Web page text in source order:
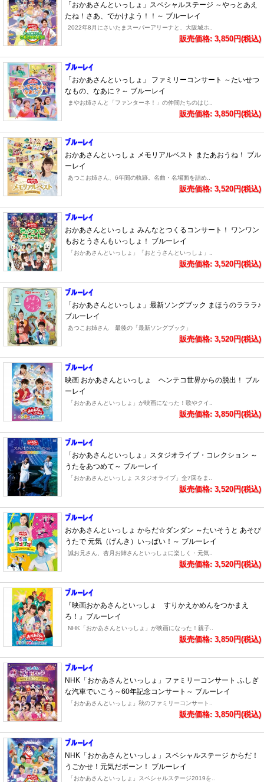
「おかあさんといっしょ」スペシャルステージ ～やっとあえ
たね！さあ、でかけよう！！～ ブルーレイ
2022年8月にさいたまスーパーアリーナと、大阪城ホ..
販売価格: 3,850円(税込)
「おかあさんといっしょ」 ファミリーコンサート ～たいせつ
なもの、なあに？～ ブルーレイ
まやお姉さんと「ファンターネ！」の仲間たちのはじ..
販売価格: 3,850円(税込)
おかあさんといっしょ メモリアルベスト またあおうね！ ブル
ーレイ
あつこお姉さん、6年間の軌跡。名曲・名場面を詰め..
販売価格: 3,520円(税込)
おかあさんといっしょ みんなとつくるコンサート！ ワンワン
もおとうさんもいっしょ！ ブルーレイ
「おかあさんといっしょ」「おとうさんといっしょ」..
販売価格: 3,520円(税込)
「おかあさんといっしょ」最新ソングブック まほうのラララ♪
ブルーレイ
あつこお姉さん 最後の「最新ソングブック」
販売価格: 3,520円(税込)
映画 おかあさんといっしょ ヘンテコ世界からの脱出！ ブル
ーレイ
「おかあさんといっしょ」が映画になった！歌やクイ..
販売価格: 3,850円(税込)
「おかあさんといっしょ」スタジオライブ・コレクション ～
うたをあつめて～ ブルーレイ
「おかあさんといっしょ スタジオライブ」全7回をま..
販売価格: 3,520円(税込)
おかあさんといっしょ からだ☆ダンダン ～たいそうと あそび
うたで 元気（げんき）いっぱい！～ ブルーレイ
誠お兄さん、杏月お姉さんといっしょに楽しく・元気..
販売価格: 3,520円(税込)
『映画おかあさんといっしょ すりかえかめんをつかまえ
ろ！』ブルーレイ
NHK「おかあさんといっしょ」が映画になった！親子..
販売価格: 3,850円(税込)
NHK「おかあさんといっしょ」ファミリーコンサート ふしぎ
な汽車でいこう～60年記念コンサート～ ブルーレイ
「おかあさんといっしょ」秋のファミリーコンサート..
販売価格: 3,850円(税込)
NHK「おかあさんといっしょ」スペシャルステージ からだ！
うごかせ！元気だボーン！ ブルーレイ
「おかあさんといっしょ」スペシャルステージ2019を..